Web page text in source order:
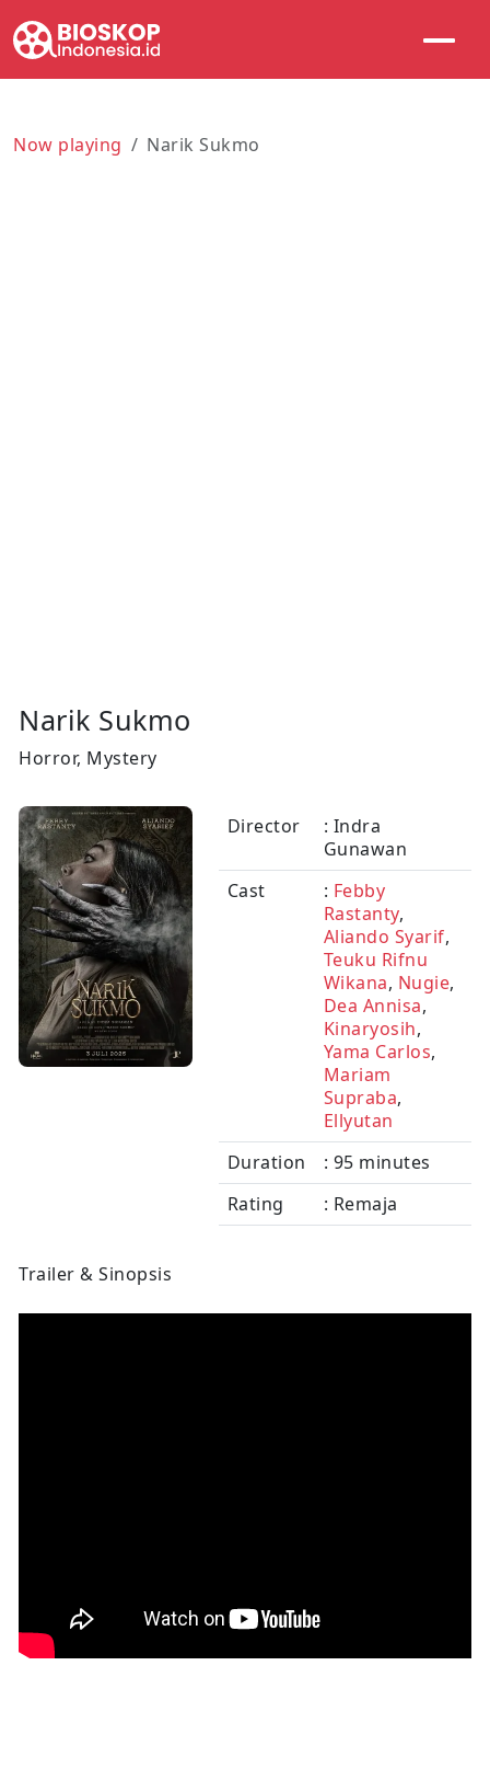
Now playing Narik Sukmo
Narik Sukmo
Horror, Mystery
Director
: Indra
Gunawan
Cast
: Febby
Rastanty,
Aliando Syarif,
Teuku Rifnu
Wikana, Nugie,
Dea Annisa,
Kinaryosih,
Yama Carlos,
Mariam
Supraba,
Ellyutan
Duration
: 95 minutes
Rating
: Remaja
Trailer & Sinopsis